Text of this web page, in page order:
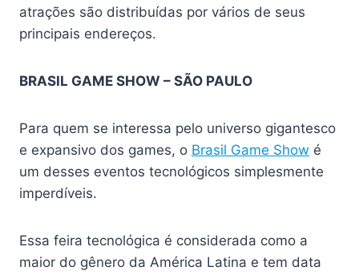
atrações são distribuídas por vários de seus
principais endereços.
BRASIL GAME SHOW – SÃO PAULO
Para quem se interessa pelo universo gigantesco
e expansivo dos games, o Brasil Game Show é
um desses eventos tecnológicos simplesmente
imperdíveis.
Essa feira tecnológica é considerada como a
maior do gênero da América Latina e tem data